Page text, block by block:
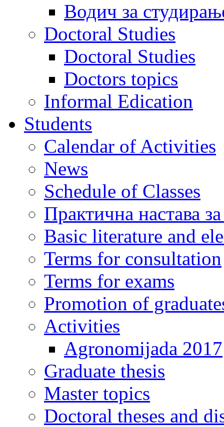
Водич за
Doctoral Studies
Doctoral Studies
Doctors topics
Informal Edication
Students
Calendar of Activities
News
Schedule of Classes
Практична настава
Basic literature and
Terms for consultation
Terms for exams
Promotion of
Activities
Agronomijada 2017
Graduate thesis
Master topics
Doctoral theses and